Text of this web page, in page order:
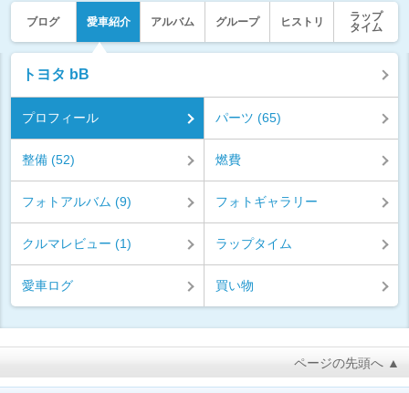
ブログ 愛車紹介 アルバム グループ ヒストリ
ラップ
タイム
トヨタ bB
プロフィール パーツ (65)
整備 (52) 燃費
フォトアルバム (9) フォトギャラリー
クルマレビュー (1) ラップタイム
愛車ログ 買い物
ページの先頭へ ▲